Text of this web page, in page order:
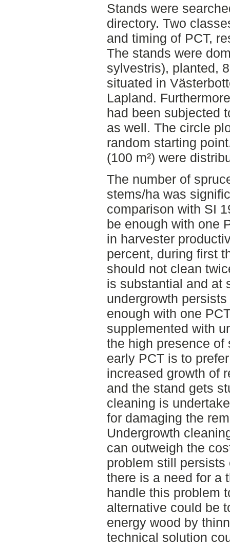
Stands were
directory. Two
and timing of PCT,
The stands were
sylvestris), planted,
situated in
Lapland.
had been subjected
as well. The circle
random starting
(100 m²) were
The number of
stems/ha was
comparison with SI
be enough with one
in harvester
percent, during first
should not clean
is substantial and at
undergrowth
enough with one
supplemented with
the high presence of
early PCT is to
increased growth of
and the stand gets
cleaning is
for damaging the
Undergrowth
can outweigh the
problem still
there is a need for a
handle this problem
alternative could be
energy wood by
technical solution